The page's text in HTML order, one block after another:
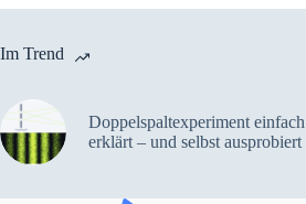
Im Trend
Doppelspaltexperiment einfach
erklärt – und selbst ausprobiert